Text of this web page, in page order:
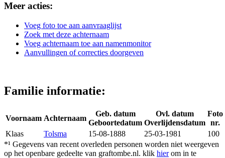
Meer acties:
Voeg foto toe aan aanvraaglijst
Zoek met deze achternaam
Voeg achternaam toe aan namenmonitor
Aanvullingen of correcties doorgeven
Familie informatie:
Voornaam Achternaam
Geb. datum
Geboortedatum
Ovl. datum
Overlijdensdatum
Foto
nr.
Klaas
Tolsma 15-08-1888 25-03-1981
100
*¹ Gegevens van recent overleden personen worden niet weergeven
op het openbare gedeelte van graftombe.nl. klik hierom in te